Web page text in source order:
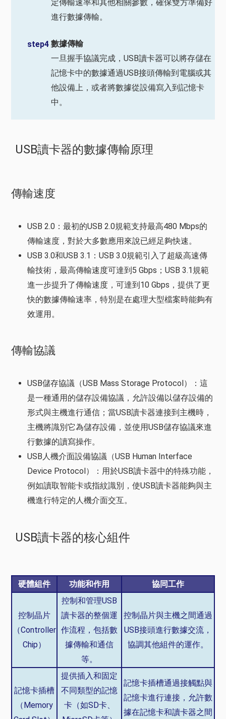
定傳輸速率和其他相關參數，確保雙方準備好
進行數據傳輸。
step4 數據傳輸
一旦握手協議完成，USB讀卡器可以將存儲在
記憶卡中的數據通過USB接頭傳輸到電腦或其
他設備上，或者將數據從設備寫入到記憶卡
中。
USB讀卡器的數據傳輸原理
傳輸速度
USB 2.0：最初的USB 2.0規範支持最高480 Mbps的
傳輸速度，對於大多數應用來說已經足夠快速。
USB 3.0和USB 3.1：USB 3.0規範引入了超級高速傳
輸技術，最高傳輸速度可達到5 Gbps；USB 3.1規範
進一步提升了傳輸速度，可達到10 Gbps，提供了更
快的數據傳輸速率，特別是在處理大型檔案時能夠有
效運用。
傳輸協議
USB儲存協議（USB Mass Storage Protocol）：這
是一種通用的儲存設備協議，允許設備以儲存設備的
形式與主機進行通信；當USB讀卡器連接到主機時，
主機將識別它為儲存設備，並使用USB儲存協議來進
行數據的讀寫操作。
USB人機介面設備協議（USB Human Interface
Device Protocol）：用於USB讀卡器中的特殊功能，
例如讀取智能卡或指紋識別，使USB讀卡器能夠與主
機進行特定的人機介面交互。
USB讀卡器的核心組件
硬體組件 功能和作用 協同工作
控制晶片
（Controller
Chip）
控制和管理USB
讀卡器的整個運
作流程，包括數
據傳輸和通信
等。
控制晶片與主機之間通過
USB接頭進行數據交流，
協調其他組件的運作。
記憶卡插槽
（Memory
提供插入和固定
不同類型的記憶
卡（如SD卡、
記憶卡插槽通過接觸點與
記憶卡進行連接，允許數
據在記憶卡和讀卡器之間